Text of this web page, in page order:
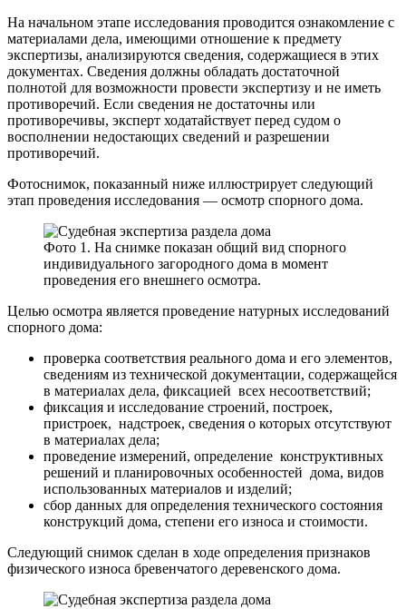
На начальном этапе исследования проводится ознакомление с
материалами дела, имеющими отношение к предмету
экспертизы, анализируются сведения, содержащиеся в этих
документах. Сведения должны обладать достаточной
полнотой для возможности провести экспертизу и не иметь
противоречий. Если сведения не достаточны или
противоречивы, эксперт ходатайствует перед судом о
восполнении недостающих сведений и разрешении
противоречий.
Фотоснимок, показанный ниже иллюстрирует следующий
этап проведения исследования — осмотр спорного дома.
Фото 1. На снимке показан общий вид спорного
индивидуального загородного дома в момент
проведения его внешнего осмотра.
Целью осмотра является проведение натурных исследований
спорного дома:
проверка соответствия реального дома и его элементов,
сведениям из технической документации, содержащейся
в материалах дела, фиксацией всех несоответствий;
фиксация и исследование строений, построек,
пристроек, надстроек, сведения о которых отсутствуют
в материалах дела;
проведение измерений, определение конструктивных
решений и планировочных особенностей дома, видов
использованных материалов и изделий;
сбор данных для определения технического состояния
конструкций дома, степени его износа и стоимости.
Следующий снимок сделан в ходе определения признаков
физического износа бревенчатого деревенского дома.